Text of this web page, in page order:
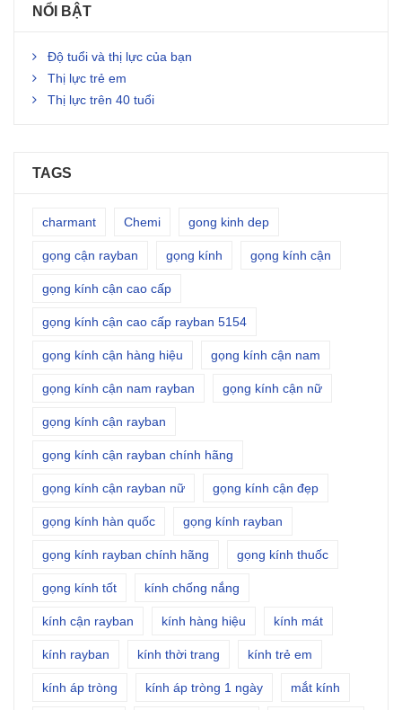
NỔI BẬT
Độ tuổi và thị lực của bạn
Thị lực trẻ em
Thị lực trên 40 tuổi
TAGS
charmant Chemi gong kinh dep
gọng cận rayban gọng kính gọng kính cận
gọng kính cận cao cấp
gọng kính cận cao cấp rayban 5154
gọng kính cận hàng hiệu gọng kính cận nam
gọng kính cận nam rayban gọng kính cận nữ
gọng kính cận rayban
gọng kính cận rayban chính hãng
gọng kính cận rayban nữ gọng kính cận đẹp
gọng kính hàn quốc gọng kính rayban
gọng kính rayban chính hãng gọng kính thuốc
gọng kính tốt kính chống nắng
kính cận rayban kính hàng hiệu kính mát
kính rayban kính thời trang kính trẻ em
kính áp tròng kính áp tròng 1 ngày mắt kính